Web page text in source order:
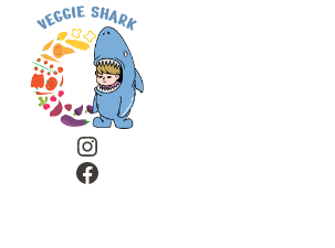
Instagram
Facebook